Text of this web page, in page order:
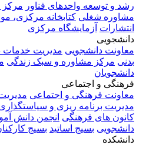
رشد و توسعه واحدهای فناور مرکز
مشاوره شغلی کتابخانه مرکزی،
انتشارات آزمایشگاه مرکزی
دانشجویی
معاونت دانشجویی مدیریت خدمات
بدنی مرکز مشاوره و سبک زندگی
دانشجویان
فرهنگی و اجتماعی
معاونت فرهنگی و اجتماعی
مدیریت برنامه ریزی و
کانون های فرهنگی انجمن دانش
دانشجویی بسیج اساتید بسیج
دانشکده